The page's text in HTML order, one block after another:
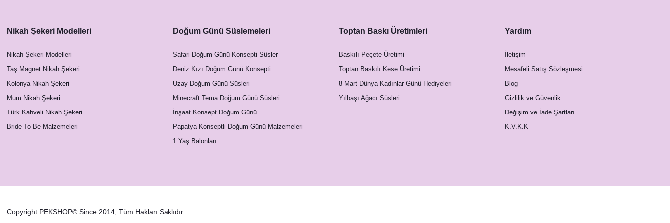
Soft Mavi Somon Çiçekler Konsept Masa Numara Kartı
Nikah Şekeri Modelleri
Nikah Şekeri Modelleri
Taş Magnet Nikah Şekeri
Kolonya Nikah Şekeri
Mum Nikah Şekeri
Türk Kahveli Nikah Şekeri
Bride To Be Malzemeleri
Doğum Günü Süslemeleri
Safari Doğum Günü Konsepti Süsler
Deniz Kızı Doğum Günü Konsepti
Uzay Doğum Günü Süsleri
Minecraft Tema Doğum Günü Süsleri
İnşaat Konsept Doğum Günü
Papatya Konseptli Doğum Günü Malzemeleri
1 Yaş Balonları
Toptan Baskı Üretimleri
Baskılı Peçete Üretimi
Toptan Baskılı Kese Üretimi
8 Mart Dünya Kadınlar Günü Hediyeleri
Yılbaşı Ağacı Süsleri
Yardım
İletişim
Mesafeli Satış Sözleşmesi
Blog
Gizlilik ve Güvenlik
Değişim ve İade Şartları
K.V.K.K
Copyright PEKSHOP© Since 2014, Tüm Hakları Saklıdır.